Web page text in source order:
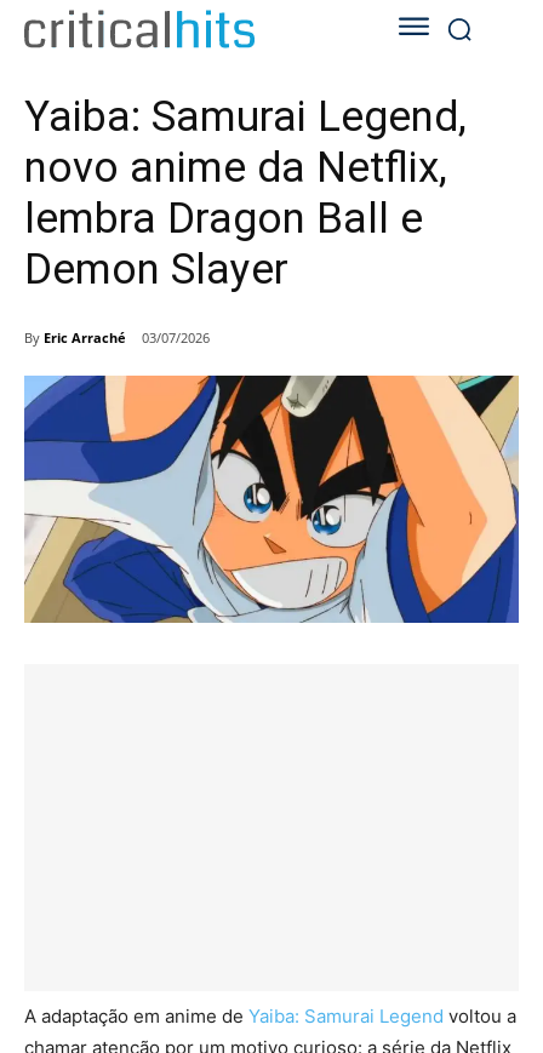
Yaiba: Samurai Legend,
novo anime da Netflix,
lembra Dragon Ball e
Demon Slayer
By Eric Arraché 03/07/2026
A adaptação em anime de Yaiba: Samurai Legend voltou a
chamar atenção por um motivo curioso: a série da Netflix